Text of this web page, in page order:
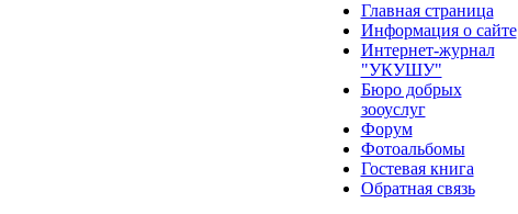
Главная страница
Информация о сайте
Интернет-журнал
"УКУШУ"
Бюро добрых
зооуслуг
Форум
Фотоальбомы
Гостевая книга
Обратная связь